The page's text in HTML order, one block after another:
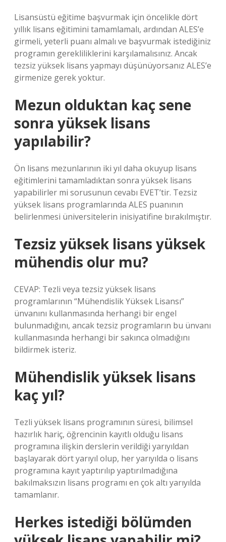
Lisansüstü eğitime başvurmak için öncelikle dört
yıllık lisans eğitimini tamamlamalı, ardından ALES’e
girmeli, yeterli puanı almalı ve başvurmak istediğiniz
programın gerekliliklerini karşılamalısınız. Ancak
tezsiz yüksek lisans yapmayı düşünüyorsanız ALES’e
girmenize gerek yoktur.
Mezun olduktan kaç sene
sonra yüksek lisans
yapılabilir?
Ön lisans mezunlarının iki yıl daha okuyup lisans
eğitimlerini tamamladıktan sonra yüksek lisans
yapabilirler mi sorusunun cevabı EVET’tir. Tezsiz
yüksek lisans programlarında ALES puanının
belirlenmesi üniversitelerin inisiyatifine bırakılmıştır.
Tezsiz yüksek lisans yüksek
mühendis olur mu?
CEVAP: Tezli veya tezsiz yüksek lisans
programlarının “Mühendislik Yüksek Lisansı”
ünvanını kullanmasında herhangi bir engel
bulunmadığını, ancak tezsiz programların bu ünvanı
kullanmasında herhangi bir sakınca olmadığını
bildirmek isteriz.
Mühendislik yüksek lisans
kaç yıl?
Tezli yüksek lisans programının süresi, bilimsel
hazırlık hariç, öğrencinin kayıtlı olduğu lisans
programına ilişkin derslerin verildiği yarıyıldan
başlayarak dört yarıyıl olup, her yarıyılda o lisans
programına kayıt yaptırılıp yaptırılmadığına
bakılmaksızın lisans programı en çok altı yarıyılda
tamamlanır.
Herkes istediği bölümden